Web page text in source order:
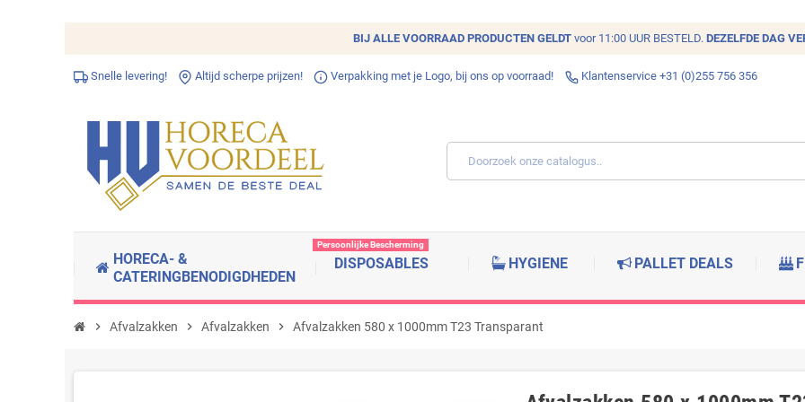
BIJ ALLE VOORRAAD PRODUCTEN GELDT voor 11:00 UUR BESTELD. DEZELFDE DAG
Snelle levering! Altijd scherpe prijzen! Verpakking met je Logo, bij ons op voorraad! Klantenservice +31 (0)255 756 356
HORECA- &
CATERINGBENODIGDHEDEN
DISPOSABLES
Persoonlijke Bescherming
HYGIENE PALLET DEALS
chevron_right Afvalzakken chevron_right Afvalzakken chevron_right Afvalzakken 580 x 1000mm T23 Transparant